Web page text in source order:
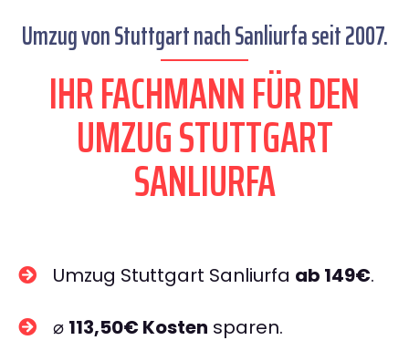
Umzug von Stuttgart nach Sanliurfa seit 2007.
IHR FACHMANN FÜR DEN
UMZUG STUTTGART
SANLIURFA
Umzug Stuttgart Sanliurfa ab 149€.
⌀ 113,50€ Kosten sparen.